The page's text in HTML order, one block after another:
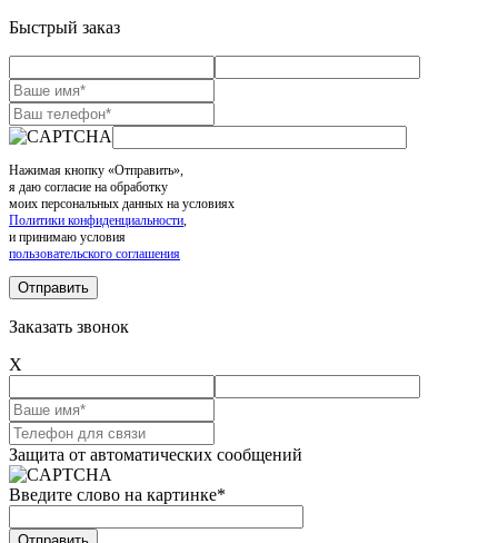
Быстрый заказ
Нажимая кнопку «Отправить»,
я даю согласие на обработку
моих персональных данных на условиях
Политики конфиденциальности
и принимаю условия
пользовательского соглашения
Заказать звонок
X
Защита от автоматических сообщений
Введите слово на картинке*